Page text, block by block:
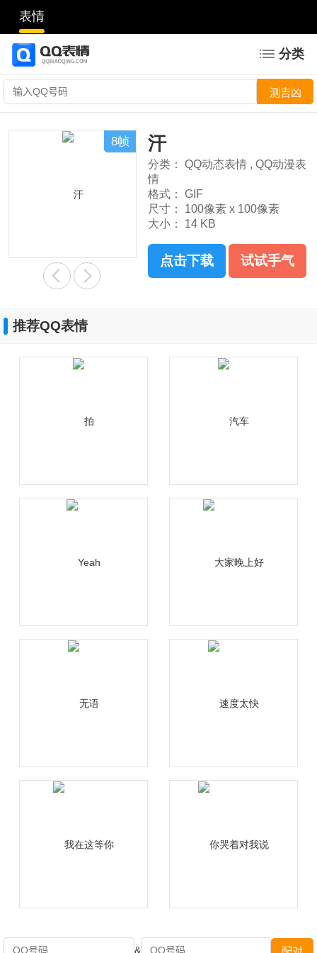
表情
分类
8帧 汗
分类： QQ动态表情 , QQ动漫表
情
格式：
GIF
尺寸：
100像素 x 100像素
大小：
14 KB
点击下载 试试手气
推荐QQ表情